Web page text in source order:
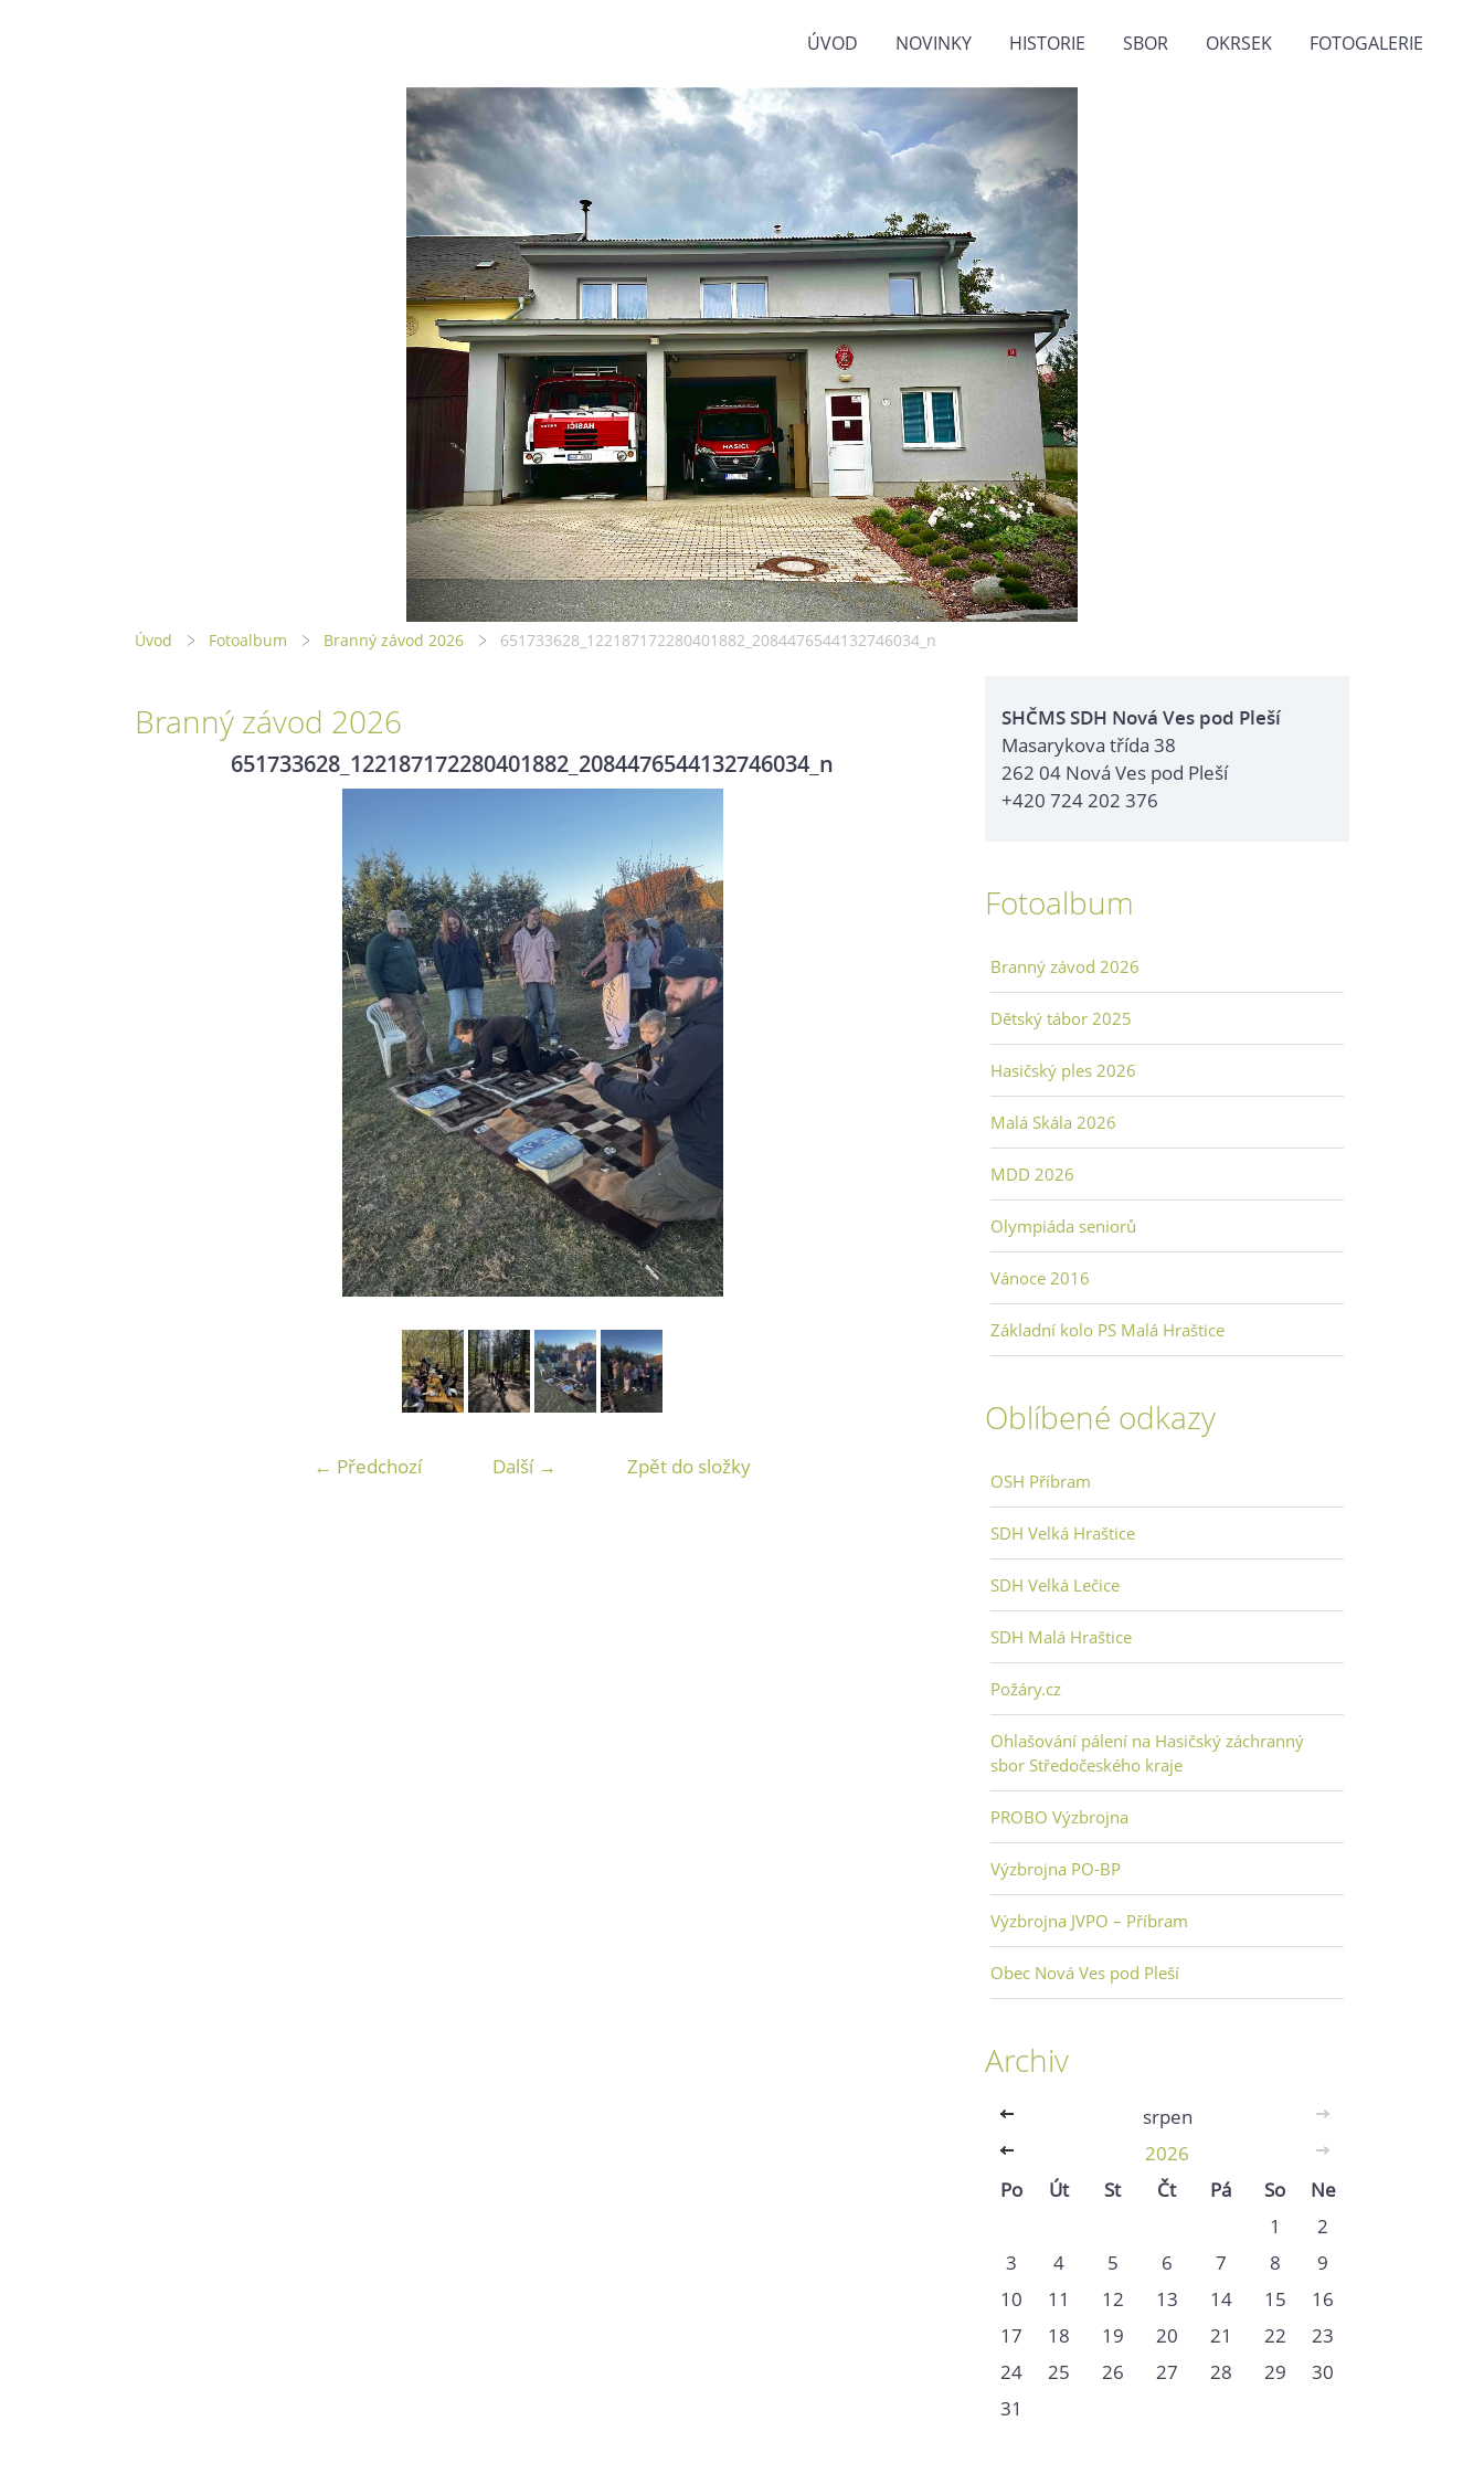
ÚVOD NOVINKY HISTORIE SBOR OKRSEK FOTOGALERIE
Úvod Fotoalbum Branný závod 2026 651733628_122187172280401882_2084476544132746034_n
Branný závod 2026
651733628_122187172280401882_2084476544132746034_n
← Předchozí Další → Zpět do složky
SHČMS SDH Nová Ves pod Pleší
Masarykova třída 38
262 04 Nová Ves pod Pleší
+420 724 202 376
Fotoalbum
Branný závod 2026
Dětský tábor 2025
Hasičský ples 2026
Malá Skála 2026
MDD 2026
Olympiáda seniorů
Vánoce 2016
Základní kolo PS Malá Hraštice
Oblíbené odkazy
OSH Příbram
SDH Velká Hraštice
SDH Velká Lečice
SDH Malá Hraštice
Požáry.cz
Ohlašování pálení na Hasičský záchranný
sbor Středočeského kraje
PROBO Výzbrojna
Výzbrojna PO-BP
Výzbrojna JVPO – Příbram
Obec Nová Ves pod Pleší
Archiv
<< srpen
>>
<<
2026
>>
Po
Út St Čt Pá So
Ne
1
2
3
4 5 6 7 8
9
10
11 12 13 14 15
16
17
18 19 20 21 22
23
24
25 26 27 28 29
30
31